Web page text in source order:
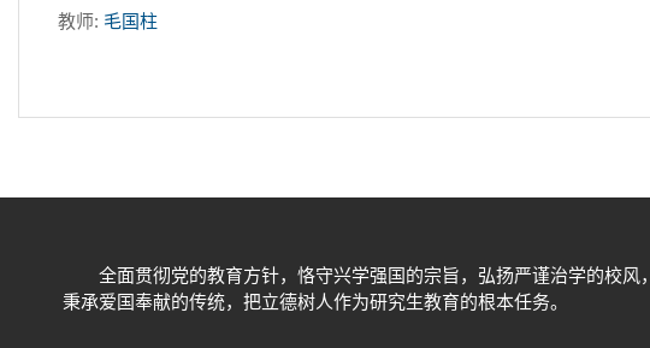
教师: 毛国柱
全面贯彻党的教育方针，恪守兴学强国的宗旨，弘扬严谨治学的校风，
秉承爱国奉献的传统，把立德树人作为研究生教育的根本任务。